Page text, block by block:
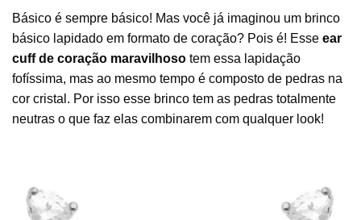
Básico é sempre básico! Mas você já imaginou um brinco
básico lapidado em formato de coração? Pois é! Esse ear
cuff de coração maravilhoso tem essa lapidação
fofíssima, mas ao mesmo tempo é composto de pedras na
cor cristal. Por isso esse brinco tem as pedras totalmente
neutras o que faz elas combinarem com qualquer look!